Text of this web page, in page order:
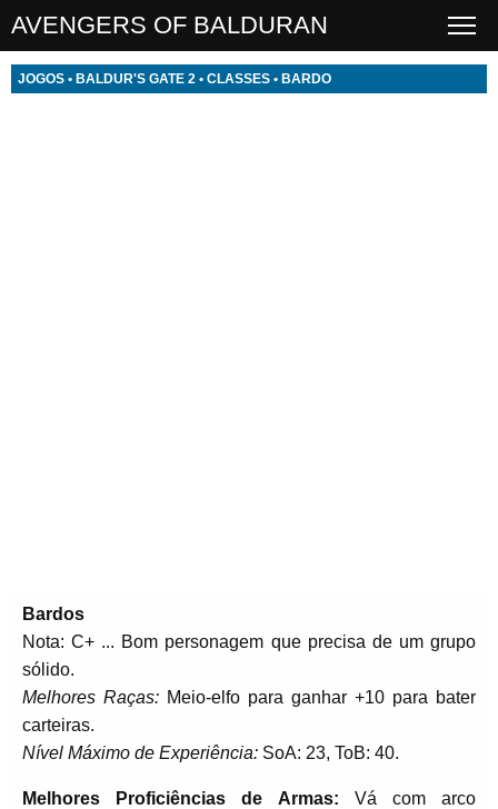
AVENGERS OF BALDURAN
JOGOS • BALDUR'S GATE 2 • CLASSES • BARDO
Bardos
Nota: C+ ... Bom personagem que precisa de um grupo
sólido.
Melhores Raças: Meio-elfo para ganhar +10 para bater
carteiras.
Nível Máximo de Experiência: SoA: 23, ToB: 40.
Melhores Proficiências de Armas: Vá com arco